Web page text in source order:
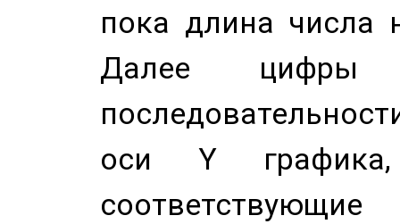
пока длина числа
Далее цифры
оси Y